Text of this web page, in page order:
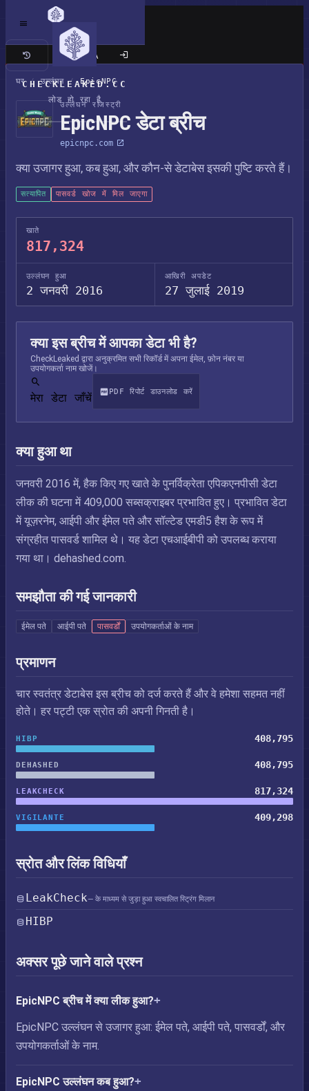
CHECKLEAKED.CC
लोड हो रहा है
क्लासिक साइट
घर / उल्लंघन / EpicNPC
उल्लंघन रजिस्ट्री
EpicNPC डेटा ब्रीच
epicnpc.com
क्या उजागर हुआ, कब हुआ, और कौन-से डेटाबेस इसकी पुष्टि करते हैं।
सत्यापित पासवर्ड खोज में मिल जाएगा
खाते
817,324
उल्लंघन हुआ
2 जनवरी 2016
आखिरी अपडेट
27 जुलाई 2019
क्या इस ब्रीच में आपका डेटा भी है?
CheckLeaked द्वारा अनुक्रमित सभी रिकॉर्ड में अपना ईमेल, फ़ोन नंबर या
उपयोगकर्ता नाम खोजें।
मेरा डेटा जाँचें PDF रिपोर्ट डाउनलोड करें
क्या हुआ था
जनवरी 2016 में, हैक किए गए खाते के पुनर्विक्रेता एपिकएनपीसी डेटा
लीक की घटना में 409,000 सब्सक्राइबर प्रभावित हुए। प्रभावित डेटा
में यूज़रनेम, आईपी और ईमेल पते और सॉल्टेड एमडी5 हैश के रूप में
संग्रहीत पासवर्ड शामिल थे। यह डेटा एचआईबीपी को उपलब्ध कराया
गया था। dehashed.com.
समझौता की गई जानकारी
ईमेल पते आईपी पते पासवर्डों उपयोगकर्ताओं के नाम
प्रमाणन
चार स्वतंत्र डेटाबेस इस ब्रीच को दर्ज करते हैं और वे हमेशा सहमत नहीं
होते। हर पट्टी एक स्रोत की अपनी गिनती है।
HIBP 408,795
DEHASHED 408,795
LEAKCHECK 817,324
VIGILANTE 409,298
स्रोत और लिंक विधियाँ
LeakCheck— के माध्यम से जुड़ा हुआ स्वचालित स्ट्रिंग मिलान
HIBP
अक्सर पूछे जाने वाले प्रश्न
EpicNPC ब्रीच में क्या लीक हुआ?
EpicNPC उल्लंघन से उजागर हुआ: ईमेल पते, आईपी पते, पासवर्डों, और
उपयोगकर्ताओं के नाम.
EpicNPC उल्लंघन कब हुआ?